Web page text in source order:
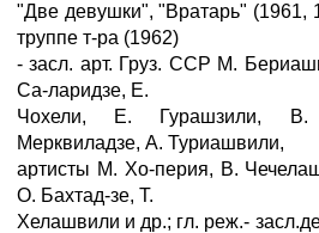
"Две девушки", "Вратарь" (1961,
труппе т-ра (1962)
- засл. арт. Груз. ССР М.
Са-ларидзе, Е.
Чохели, Е. Гурашзили, В.
Мерквиладзе, А. Туриашвили,
артисты М. Хо-перия, В.
О. Бахтад-зе, Т.
Хелашвили и др.; гл. реж.-